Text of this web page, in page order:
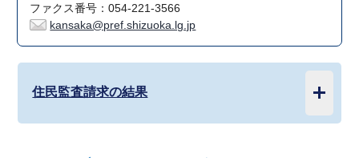
ファクス番号：054-221-3566
kansaka@pref.shizuoka.lg.jp
住民監査請求の結果